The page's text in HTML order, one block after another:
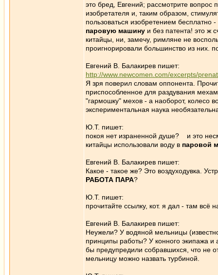
это бред, Евгений; рассмотрите вопрос
изобретателя и, таким образом,
пользоваться изобретением бесплатно
паровую машину и без патента! это ж
китайцы, ни, замечу, римляне не
проигнорировали большинство из них.
Евгений В. Балакирев пишет:
http://www.newcomen.com/excerpts/
Я зря поверил словам оппонента.
приспособленное для раздувания
"гармошку" мехов - а наоборот, колесо
экспериментальная наука
Ю.Т. пишет:
покоя нет израненной душе? и это
китайцы использовали воду в паровой
Евгений В. Балакирев пишет:
Какое - такое же? Это воздуходувка.
РАБОТА ПАРА?
Ю.Т. пишет:
прочитайте ссылку, кот. я дал - там всё
Евгений В. Балакирев пишет:
Неужели? У водяной мельницы
принципы работы? У конного экипажа
бы предупредили собравшихся, что не
мельницу можно назвать турбиной.